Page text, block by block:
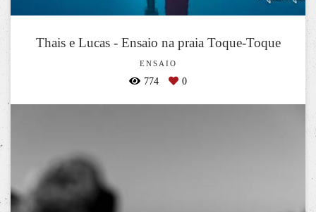
Thais e Lucas - Ensaio na praia Toque-Toque
ENSAIO
774 0